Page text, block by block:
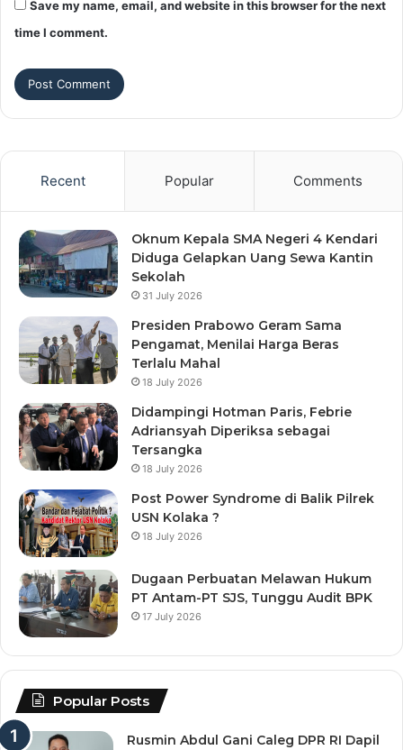
Save my name, email, and website in this browser for the next
time I comment.
Recent Popular Comments
Oknum Kepala SMA Negeri 4 Kendari
Diduga Gelapkan Uang Sewa Kantin
Sekolah
31 July 2026
Presiden Prabowo Geram Sama
Pengamat, Menilai Harga Beras
Terlalu Mahal
18 July 2026
Didampingi Hotman Paris, Febrie
Adriansyah Diperiksa sebagai
Tersangka
18 July 2026
Post Power Syndrome di Balik Pilrek
USN Kolaka ?
18 July 2026
Dugaan Perbuatan Melawan Hukum
PT Antam-PT SJS, Tunggu Audit BPK
17 July 2026
Popular Posts
Rusmin Abdul Gani Caleg DPR RI Dapil